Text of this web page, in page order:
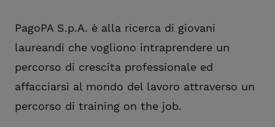
PagoPA S.p.A. è alla ricerca di giovani
laureandi che vogliono intraprendere un
percorso di crescita professionale ed
affacciarsi al mondo del lavoro attraverso un
percorso di training on the job.